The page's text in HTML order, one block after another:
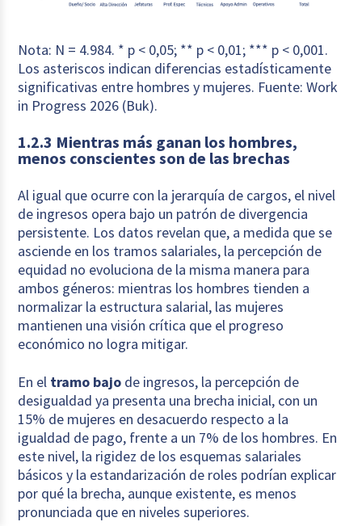
Nota: N = 4.984. * p < 0,05; ** p < 0,01; *** p < 0,001.
Los asteriscos indican diferencias estadísticamente
significativas entre hombres y mujeres. Fuente: Work
in Progress 2026 (Buk).
1.2.3 Mientras más ganan los hombres,
menos conscientes son de las brechas
Al igual que ocurre con la jerarquía de cargos, el nivel
de ingresos opera bajo un patrón de divergencia
persistente. Los datos revelan que, a medida que se
asciende en los tramos salariales, la percepción de
equidad no evoluciona de la misma manera para
ambos géneros: mientras los hombres tienden a
normalizar la estructura salarial, las mujeres
mantienen una visión crítica que el progreso
económico no logra mitigar.
En el tramo bajo de ingresos, la percepción de
desigualdad ya presenta una brecha inicial, con un
15% de mujeres en desacuerdo respecto a la
igualdad de pago, frente a un 7% de los hombres. En
este nivel, la rigidez de los esquemas salariales
básicos y la estandarización de roles podrían explicar
por qué la brecha, aunque existente, es menos
pronunciada que en niveles superiores.